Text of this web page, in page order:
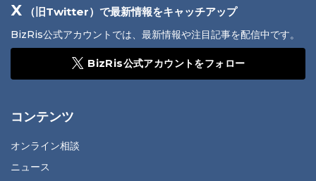
X （旧Twitter）で最新情報をキャッチアップ
BizRis公式アカウントでは、最新情報や注目記事を配信中です。
BizRis公式アカウントをフォロー
コンテンツ
オンライン相談
ニュース